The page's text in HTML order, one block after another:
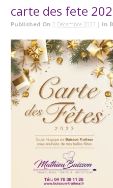
carte des fete
Published On 2 Décembre 2023 | In